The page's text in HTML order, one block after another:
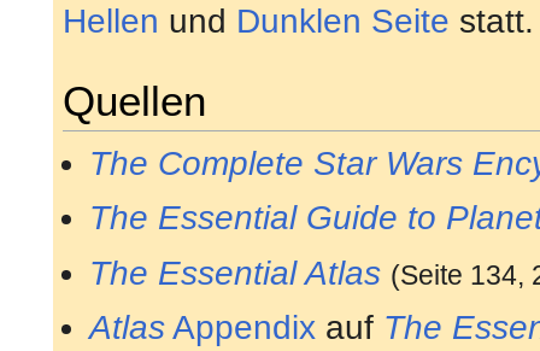
Hellen und Dunklen Seite statt.
Quellen
The Complete Star Wars
The Essential Guide to
The Essential Atlas (Seite 134,
AtlasAppendix auf The